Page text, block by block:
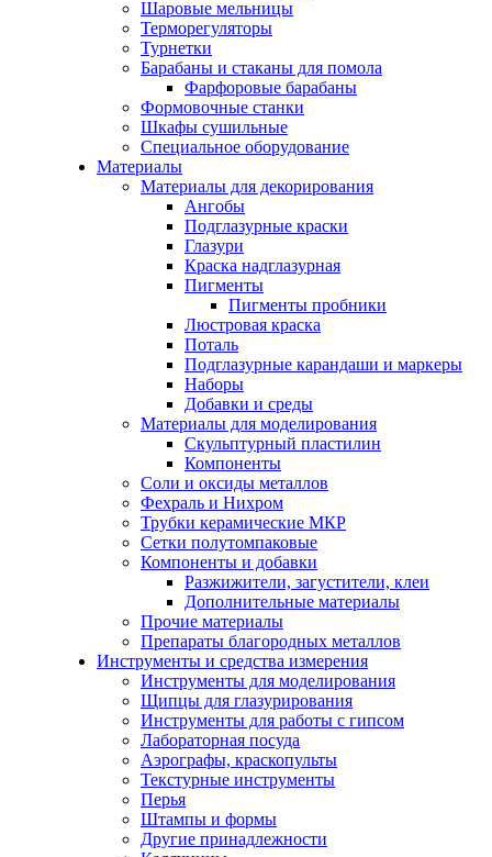
Шаровые мельницы
Терморегуляторы
Турнетки
Барабаны и стаканы для помола
Фарфоровые барабаны
Формовочные станки
Шкафы сушильные
Специальное оборудование
Материалы
Материалы для декорирования
Ангобы
Подглазурные краски
Глазури
Краска надглазурная
Пигменты
Пигменты пробники
Люстровая краска
Поталь
Подглазурные карандаши и маркеры
Наборы
Добавки и среды
Материалы для моделирования
Скульптурный пластилин
Компоненты
Соли и оксиды металлов
Фехраль и Нихром
Трубки керамические МКР
Сетки полутомпаковые
Компоненты и добавки
Разжижители, загустители, клеи
Дополнительные материалы
Прочие материалы
Препараты благородных металлов
Инструменты и средства измерения
Инструменты для моделирования
Щипцы для глазурирования
Инструменты для работы с гипсом
Лабораторная посуда
Аэрографы, краскопульты
Текстурные инструменты
Перья
Штампы и формы
Другие принадлежности